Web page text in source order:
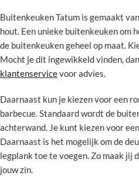
Buitenkeuken Tatum is gemaakt
hout. Een unieke buitenkeuken om
de buitenkeuken geheel op maat.
Mocht je dit ingewikkeld vinden,
klantenservicevoor advies.
Daarnaast kun je kiezen voor een
barbecue. Standaard wordt de
achterwand. Je kunt kiezen voor
Daarnaast is het mogelijk om de
legplank toe te voegen. Zo maak jij
jouw zin.